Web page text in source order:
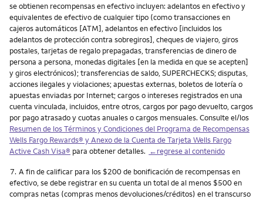
se obtienen recompensas en efectivo incluyen: adelantos en efectivo y
equivalentes de efectivo de cualquier tipo (como transacciones en
cajeros automáticos [ATM], adelantos en efectivo [incluidos los
adelantos de protección contra sobregiros], cheques de viajero, giros
postales, tarjetas de regalo prepagadas, transferencias de dinero de
persona a persona, monedas digitales [en la medida en que se acepten]
y giros electrónicos); transferencias de saldo, SUPERCHECKS; disputas,
acciones ilegales y violaciones; apuestas externas, boletos de lotería o
apuestas enviadas por Internet; cargos o intereses registrados en una
cuenta vinculada, incluidos, entre otros, cargos por pago devuelto, cargos
por pago atrasado y cuotas anuales o cargos mensuales. Consulte el/los
Resumen de los Términos y Condiciones del Programa de Recompensas
Wells Fargo Rewards® y Anexo de la Cuenta de Tarjeta Wells Fargo
Active Cash Visa® para obtener detalles. ←regrese al contenido
Nota
7. A fin de calificar para los $200 de bonificación de recompensas en
efectivo, se debe registrar en su cuenta un total de al menos $500 en
compras netas (compras menos devoluciones/créditos) en el transcurso